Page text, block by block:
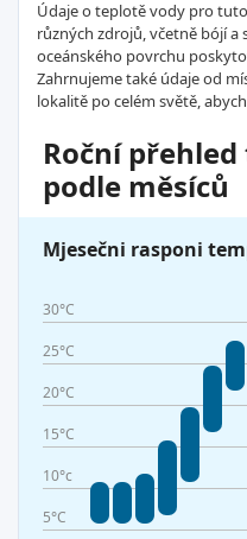
Údaje o teplotě vody pro
různých zdrojů, včetně bójí
oceánského povrchu
Zahrnujeme také údaje od
lokalitě po celém světě,
Roční
podle měsíců
Mjesečni rasponi
30°C
25°C
20°C
15°C
10°c
5°C